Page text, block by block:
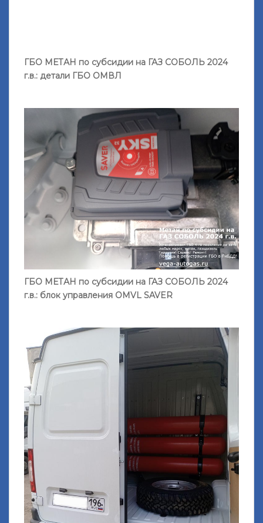
ГБО МЕТАН по субсидии на ГАЗ СОБОЛЬ 2024
г.в.: детали ГБО ОМВЛ
ГБО МЕТАН по субсидии на ГАЗ СОБОЛЬ 2024
г.в.: блок управления OMVL SAVER